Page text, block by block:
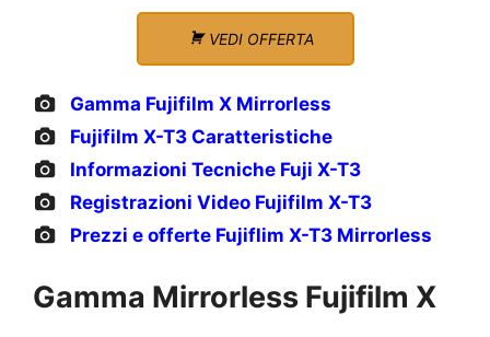
VEDI OFFERTA
Gamma Fujifilm X Mirrorless
Fujifilm X-T3 Caratteristiche
Informazioni Tecniche Fuji X-T3
Registrazioni Video Fujifilm X-T3
Prezzi e offerte Fujiflim X-T3 Mirrorless
Gamma Mirrorless Fujifilm X